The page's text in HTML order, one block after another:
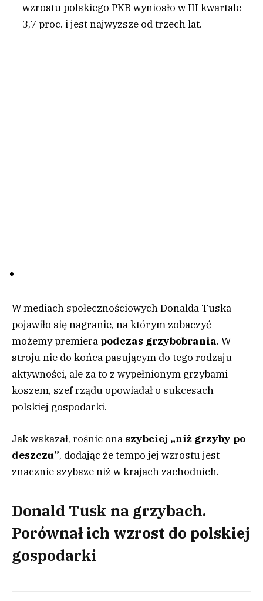
wzrostu polskiego PKB wyniosło w III kwartale
3,7 proc. i jest najwyższe od trzech lat.
W mediach społecznościowych Donalda Tuska
pojawiło się nagranie, na którym zobaczyć
możemy premiera podczas grzybobrania. W
stroju nie do końca pasującym do tego rodzaju
aktywności, ale za to z wypełnionym grzybami
koszem, szef rządu opowiadał o sukcesach
polskiej gospodarki.
Jak wskazał, rośnie ona szybciej „niż grzyby po
deszczu”, dodając że tempo jej wzrostu jest
znacznie szybsze niż w krajach zachodnich.
Donald Tusk na grzybach.
Porównał ich wzrost do polskiej
gospodarki